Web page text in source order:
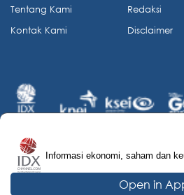
Informasi ekonomi, saham dan
Open in
Tentang Kami
Kontak Kami
Redaksi
Disclaimer
© 2026 IDX Channel. All